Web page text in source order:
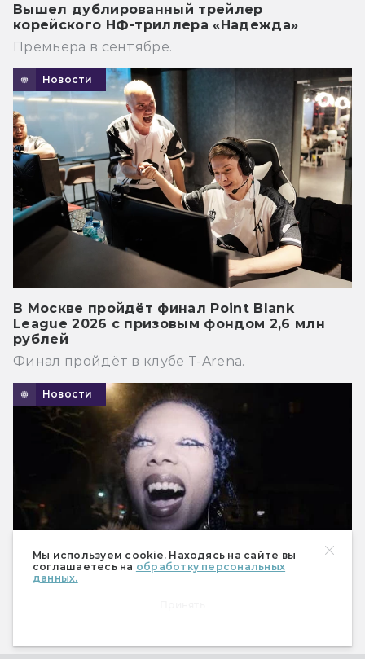
Мы используем cookie. Находясь на сайте вы
соглашаетесь на обработку персональных
данных.
Вышел дублированный трейлер
корейского НФ-триллера «Надежда»
Премьера в сентябре.
Новости
В Москве пройдёт финал Point Blank
League 2026 с призовым фондом 2,6 млн
рублей
Финал пройдёт в клубе T-Arena.
Новости